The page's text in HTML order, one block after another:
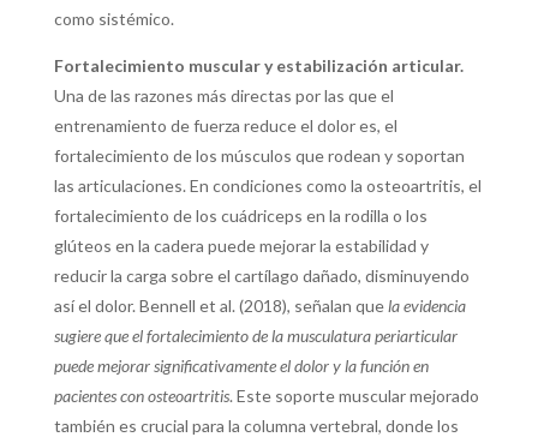
como sistémico.
Fortalecimiento muscular y estabilización articular.
Una de las razones más directas por las que el
entrenamiento de fuerza reduce el dolor es, el
fortalecimiento de los músculos que rodean y soportan
las articulaciones. En condiciones como la osteoartritis, el
fortalecimiento de los cuádriceps en la rodilla o los
glúteos en la cadera puede mejorar la estabilidad y
reducir la carga sobre el cartílago dañado, disminuyendo
así el dolor. Bennell et al. (2018), señalan quela evidencia
sugiere que el fortalecimiento de la musculatura periarticular
puede mejorar significativamente el dolor y la función en
pacientes con osteoartritis. Este soporte muscular mejorado
también es crucial para la columna vertebral, donde los